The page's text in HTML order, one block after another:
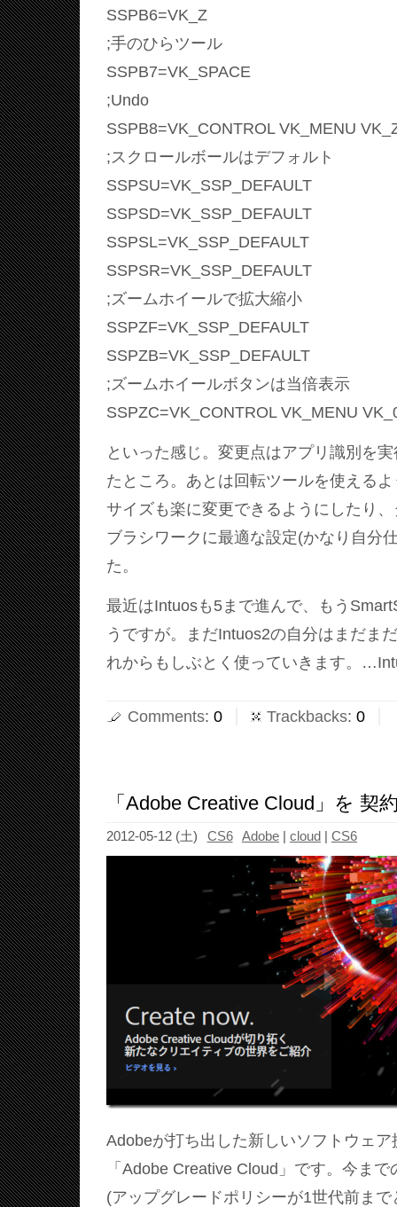
SSPB6=VK_Z
;手のひらツール
SSPB7=VK_SPACE
;Undo
SSPB8=VK_CONTROL VK_MENU
;スクロールボールはデフォルト
SSPSU=VK_SSP_DEFAULT
SSPSD=VK_SSP_DEFAULT
SSPSL=VK_SSP_DEFAULT
SSPSR=VK_SSP_DEFAULT
;ズームホイールで拡大縮小
SSPZF=VK_SSP_DEFAULT
SSPZB=VK_SSP_DEFAULT
;ズームホイールボタンは当倍表示
SSPZC=VK_CONTROL VK_MENU
といった感じ。変更点はアプリ識別を
たところ。あとは回転ツールを使える
サイズも楽に変更できるようにしたり
ブラシワークに最適な設定(かなり自分
た。
最近はIntuosも5まで進んで、もう
うですが。まだIntuos2の自分はまだま
れからもしぶとく使っていきます。
Comments: 0 Trackbacks: 0
「Adobe Creative Cloud」を 契
2012-05-12 (土) CS6 Adobe |cloud |CS6
Adobeが打ち出した新しいソフトウェ
「Adobe Creative Cloud」です。今ま
(アップグレードポリシーが1世代前ま